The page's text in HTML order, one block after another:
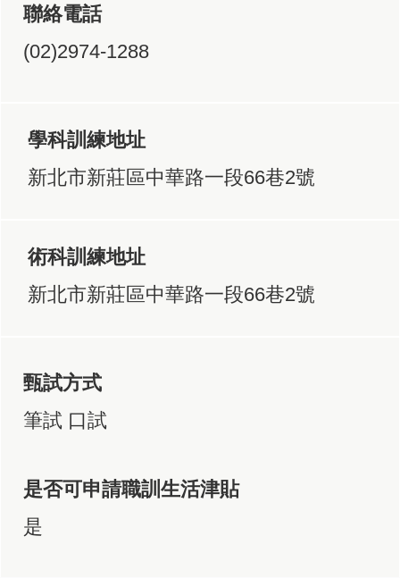
聯絡電話
(02)2974-1288
學科訓練地址
新北市新莊區中華路一段66巷2號
術科訓練地址
新北市新莊區中華路一段66巷2號
甄試方式
筆試 口試
是否可申請職訓生活津貼
是